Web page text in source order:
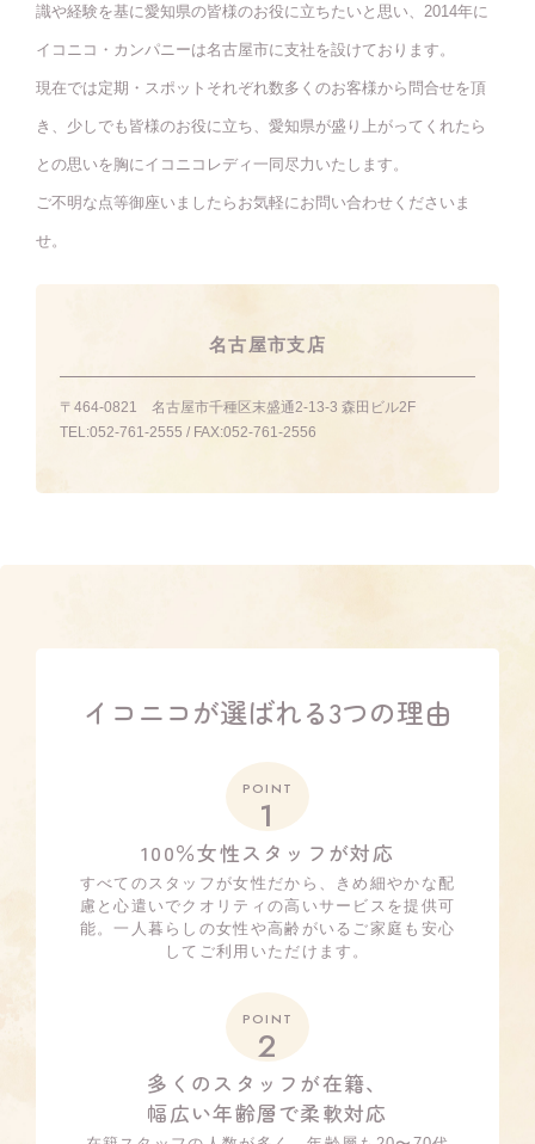
識や経験を基に愛知県の皆様のお役に立ちたいと思い、2014年に
イコニコ・カンパニーは名古屋市に支社を設けております。
現在では定期・スポットそれぞれ数多くのお客様から問合せを頂
き、少しでも皆様のお役に立ち、愛知県が盛り上がってくれたら
との思いを胸にイコニコレディ一同尽力いたします。
ご不明な点等御座いましたらお気軽にお問い合わせくださいま
せ。
名古屋市支店
〒464-0821 名古屋市千種区末盛通2-13-3 森田ビル2F
TEL:052-761-2555 / FAX:052-761-2556
イコニコが選ばれる3つの理由
POINT
1
100％女性スタッフが対応
すべてのスタッフが女性だから、きめ細やかな配
慮と心遣いでクオリティの高いサービスを提供可
能。一人暮らしの女性や高齢がいるご家庭も安心
してご利用いただけます。
POINT
2
多くのスタッフが在籍、
幅広い年齢層で柔軟対応